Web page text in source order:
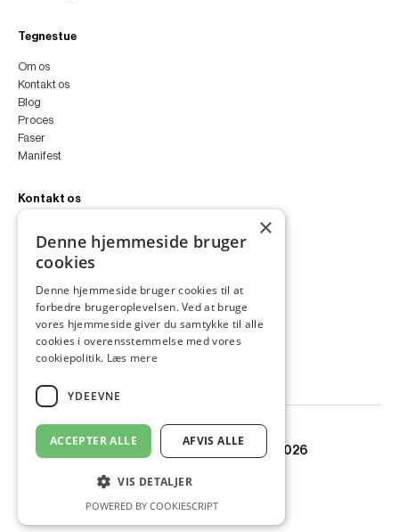
Tegnestue
Om os
Kontakt os
Blog
Proces
Faser
Manifest
Kontakt os
+45 4252 0011
VA11a
2300 København S
Instagram
LinkedIn
© Copyright PETER FYLLGRAF 2026
×
Denne hjemmeside bruger
cookies
Denne hjemmeside bruger cookies til at
forbedre brugeroplevelsen. Ved at bruge
vores hjemmeside giver du samtykke til alle
cookies i overensstemmelse med vores
cookiepolitik. Læs mere
YDEEVNE
ACCEPTER ALLE AFVIS ALLE
VIS DETALJER
POWERED BY COOKIESCRIPT